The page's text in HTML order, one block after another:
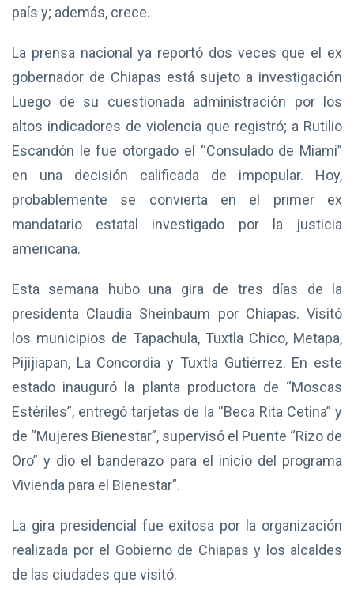
país y; además, crece.
La prensa nacional ya reportó dos veces que el ex
gobernador de Chiapas está sujeto a investigación
Luego de su cuestionada administración por los
altos indicadores de violencia que registró; a Rutilio
Escandón le fue otorgado el “Consulado de Miami”
en una decisión calificada de impopular. Hoy,
probablemente se convierta en el primer ex
mandatario estatal investigado por la justicia
americana.
Esta semana hubo una gira de tres días de la
presidenta Claudia Sheinbaum por Chiapas. Visitó
los municipios de Tapachula, Tuxtla Chico, Metapa,
Pijijiapan, La Concordia y Tuxtla Gutiérrez. En este
estado inauguró la planta productora de “Moscas
Estériles”, entregó tarjetas de la “Beca Rita Cetina” y
de “Mujeres Bienestar”, supervisó el Puente “Rizo de
Oro” y dio el banderazo para el inicio del programa
Vivienda para el Bienestar”.
La gira presidencial fue exitosa por la organización
realizada por el Gobierno de Chiapas y los alcaldes
de las ciudades que visitó.